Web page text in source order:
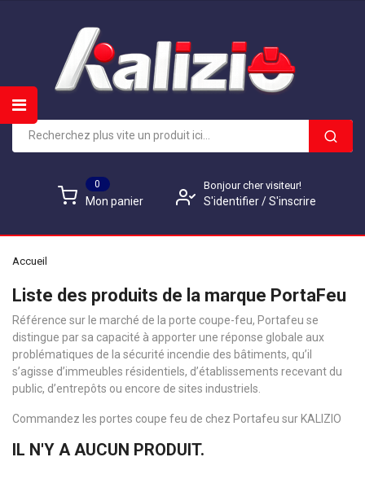
0
Mon panier
Bonjour cher visiteur!
S'identifier/ S'inscrire
Accueil
Liste des produits de la marque PortaFeu
Référence sur le marché de la porte coupe-feu, Portafeu se
distingue par sa capacité à apporter une réponse globale aux
problématiques de la sécurité incendie des bâtiments, qu’il
s’agisse d’immeubles résidentiels, d’établissements recevant du
public, d’entrepôts ou encore de sites industriels.
Commandez les portes coupe feu de chez Portafeu sur KALIZIO
IL N'Y A AUCUN PRODUIT.